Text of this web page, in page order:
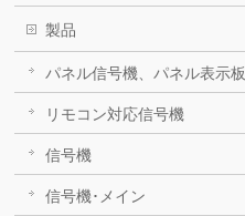
製品
パネル信号機、パネル表示板
リモコン対応信号機
信号機
信号機･メイン